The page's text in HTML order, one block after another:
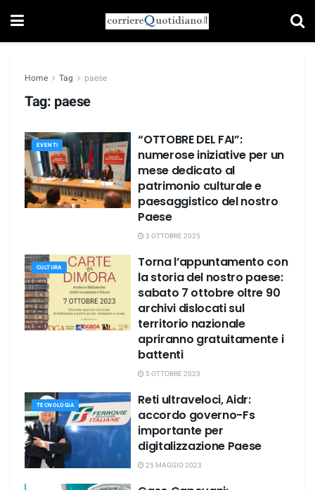
Home Tag paese
Tag: paese
EVENTI
“OTTOBRE DEL FAI”:
numerose iniziative per un
mese dedicato al
patrimonio culturale e
paesaggistico del nostro
Paese
3 OTTOBRE 2025
CULTURA
Torna l’appuntamento con
la storia del nostro paese:
sabato 7 ottobre oltre 90
archivi dislocati sul
territorio nazionale
apriranno gratuitamente i
battenti
5 OTTOBRE 2023
TECNOLOGIA
Reti ultraveloci, Aidr:
accordo governo-Fs
importante per
digitalizzazione Paese
25 MAGGIO 2023